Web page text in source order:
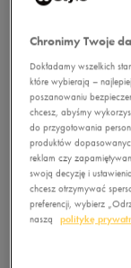
Chronimy Twoje
Dokładamy wszelkich
które wybierają –
poszanowaniu
chcesz, abyśmy
do przygotowania
produktów
reklam czy
swoją decyzję i
chcesz otrzymywać
preferencji, wybierz
naszą
politykę